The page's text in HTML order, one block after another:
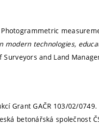
J. Photogrammetric
modern technologies,
Surveyors and Land
Grant GAČR 103/02/
betonářská společnost